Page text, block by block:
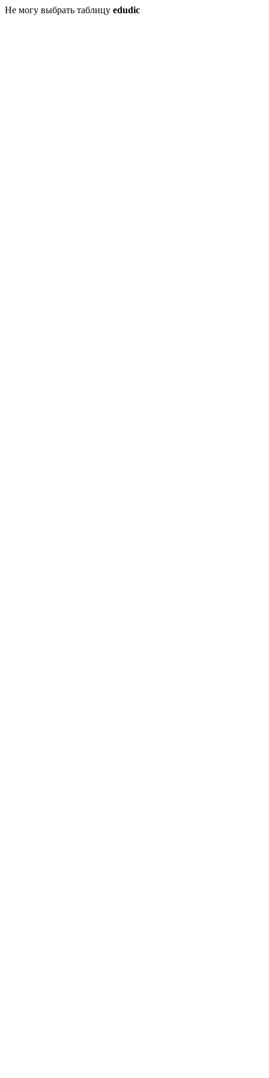
Не могу выбрать таблицу edudic